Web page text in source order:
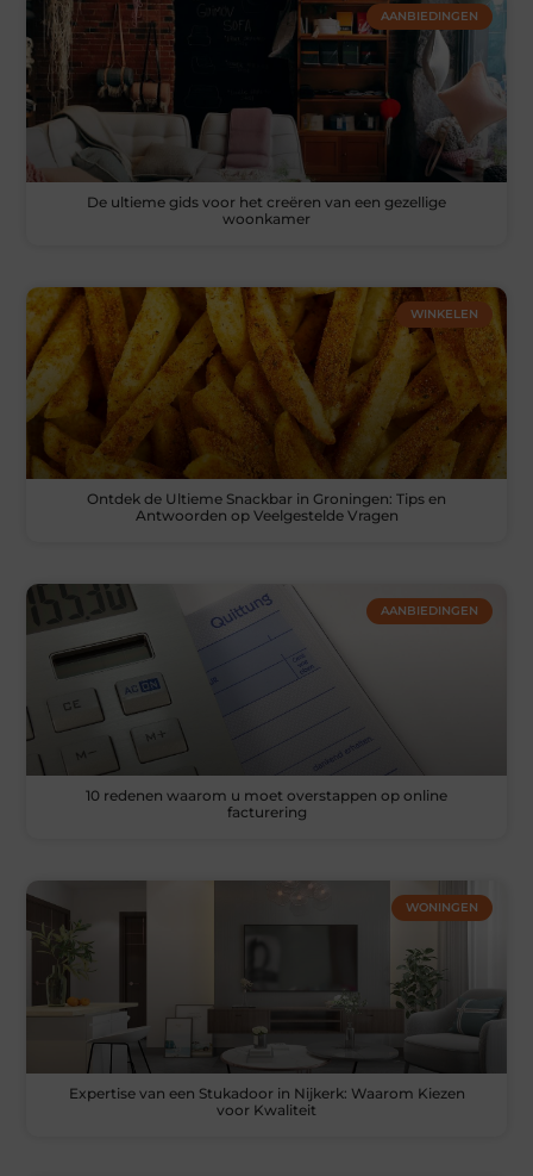
AANBIEDINGEN
De ultieme gids voor het creëren van een gezellige
woonkamer
WINKELEN
Ontdek de Ultieme Snackbar in Groningen: Tips en
Antwoorden op Veelgestelde Vragen
AANBIEDINGEN
10 redenen waarom u moet overstappen op online
facturering
WONINGEN
Expertise van een Stukadoor in Nijkerk: Waarom Kiezen
voor Kwaliteit